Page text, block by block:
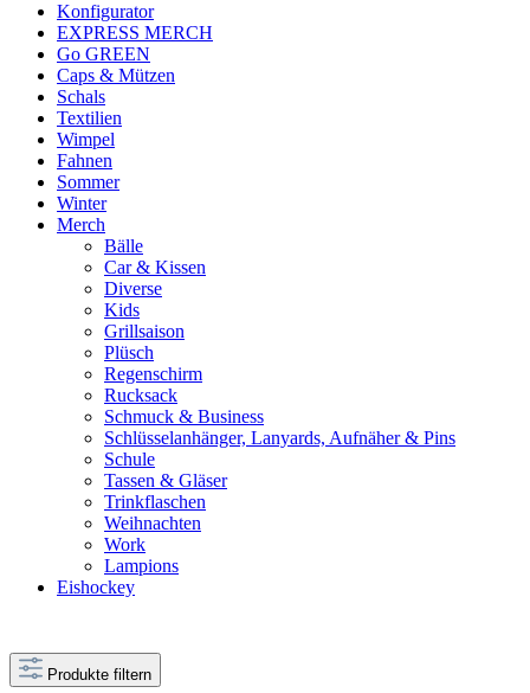
Konfigurator
EXPRESS MERCH
Go GREEN
Caps & Mützen
Schals
Textilien
Wimpel
Fahnen
Sommer
Winter
Merch
Bälle
Car & Kissen
Diverse
Kids
Grillsaison
Plüsch
Regenschirm
Rucksack
Schmuck & Business
Schlüsselanhänger, Lanyards, Aufnäher & Pins
Schule
Tassen & Gläser
Trinkflaschen
Weihnachten
Work
Lampions
Eishockey
Produkte filtern